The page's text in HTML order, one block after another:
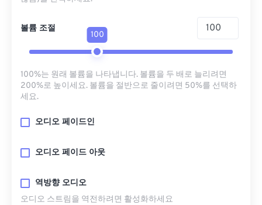
볼륨 조절
100
100%는 원래 볼륨을 나타냅니다. 볼륨을 두 배로 늘리려면
200%로 높이세요. 볼륨을 절반으로 줄이려면 50%를 선택하
세요.
오디오 페이드인
오디오 페이드 아웃
역방향 오디오
오디오 스트림을 역전하려면 활성화하세요